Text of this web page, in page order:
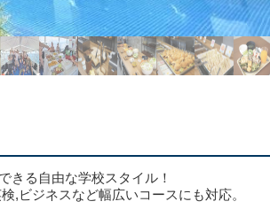
きる自由な学校スタイル！
,ビジネスなど幅広いコースにも対応。